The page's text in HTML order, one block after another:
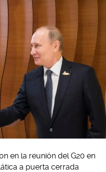
en la reunión del G20 en
a puerta cerrada